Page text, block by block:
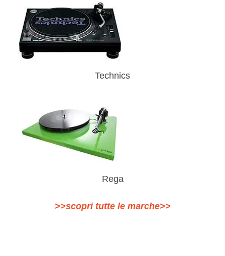
Technics
Rega
>>scopri tutte le marche>>